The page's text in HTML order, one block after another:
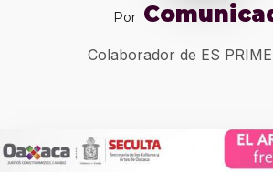
Por
Colaborador de ES